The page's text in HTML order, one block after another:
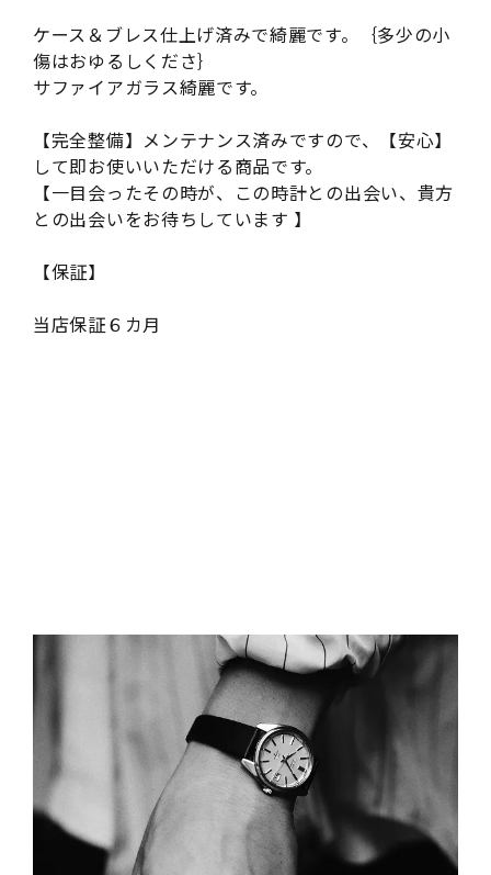
ケース＆ブレス仕上げ済みで綺麗です。｛多少の小
傷はおゆるしくださ｝
サファイアガラス綺麗です。
【完全整備】メンテナンス済みですので、【安心】
して即お使いいただける商品です。
【一目会ったその時が、この時計との出会い、貴方
との出会いをお待ちしています 】
【保証】
当店保証６カ月